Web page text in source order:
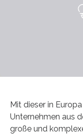
Mit dieser in
Unternehmen aus
große und